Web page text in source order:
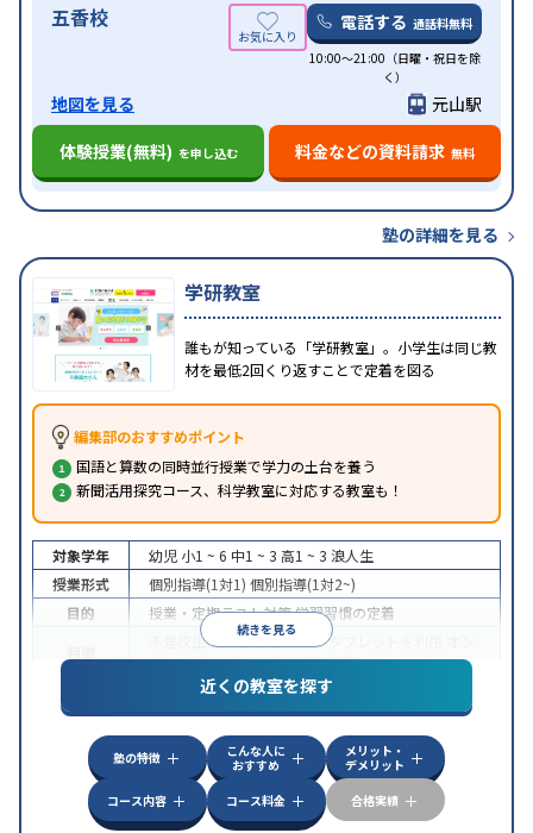
五香校 電話する 通話料無料
10:00～21:00（日曜・祝日を除
く）
地図を見る
元山駅
体験授業(無料) を申し込む 料金などの資料請求 無料
塾の詳細を見る
学研教室
誰もが知っている「学研教室」。小学生は同じ教
材を最低2回くり返すことで定着を図る
編集部のおすすめポイント
国語と算数の同時並行授業で学力の土台を養う
新聞活用探究コース、科学教室に対応する教室も！
続きを見る
対象学年 幼児 小1 ~ 6 中1 ~ 3 高1 ~ 3 浪人生
授業形式
個別指導(1対1) 個別指導(1対2~)
目的
授業・定期テスト対策学習習慣の定着
不登校生に対応学習にPC・タブレットを利用
ライン対応
近くの教室を探す
塾の特徴
こんな人に
おすすめ
メリット・
デメリット
コース内容
コース料金 合格実績